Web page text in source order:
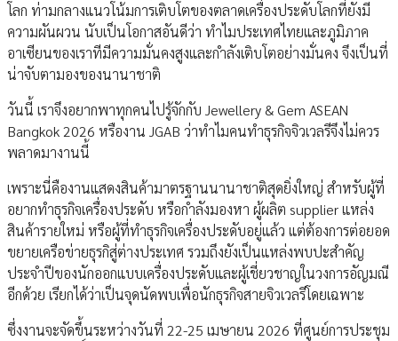
โลก ท่ามกลางแนวโน้มการเติบโตของตลาดเครื่องประดับโลกที่ยังมี
ความผันผวน นับเป็นโอกาสอันดีว่า ทำไมประเทศไทยและภูมิภาค
อาเซียนของเราทีมีความมั่นคงสูงและกำลังเติบโตอย่างมั่นคง จึงเป็นที่
น่าจับตามองของนานาชาติ
วันนี้ เราจึงอยากพาทุกคนไปรู้จักกับ Jewellery & Gem ASEAN
Bangkok 2026 หรืองาน JGAB ว่าทำไมคนทำธุรกิจจิวเวลรีจึงไม่ควร
พลาดมางานนี้
เพราะนี่คืองานแสดงสินค้ามาตรฐานนานาชาติสุดยิ่งใหญ่ สำหรับผู้ที่
อยากทำธุรกิจเครื่องประดับ หรือกำลังมองหา ผู้ผลิต supplier แหล่ง
สินค้ารายใหม่ หรือผู้ที่ทำธุรกิจเครื่องประดับอยู่แล้ว แต่ต้องการต่อยอด
ขยายเครือข่ายธุรกิสู่ต่างประเทศ รวมถึงยังเป็นแหล่งพบปะสำคัญ
ประจำปีของนักออกแบบเครื่องประดับและผู้เชี่ยวชาญในวงการอัญมณี
อีกด้วย เรียกได้ว่าเป็นจุดนัดพบเพื่อนักธุรกิจสายจิวเวลรีโดยเฉพาะ
ซึ่งงานจะจัดขึ้นระหว่างวันที่ 22-25 เมษายน 2026 ที่ศูนย์การประชุม